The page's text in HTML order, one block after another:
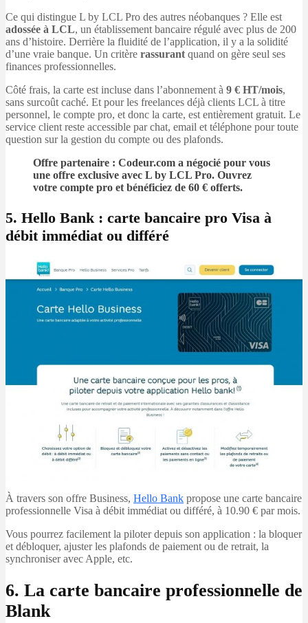
Ce qui distingue L by LCL Pro des autres néobanques ? Elle est
adossée à LCL, un établissement bancaire régulé avec plus de 200
ans d’histoire. Derrière la fluidité de l’application, il y a la solidité
d’une vraie banque. Un critère rassurant quand on gère seul ses
finances professionnelles.
Côté frais, la carte est incluse dans l’abonnement à 9 € HT/mois,
sans surcoût caché. Et pour les freelances déjà clients LCL à titre
personnel, le compte pro, et donc la carte, est entièrement gratuit. Le
service client reste accessible par chat, email et téléphone pour toute
question sur la gestion du compte ou des plafonds.
Offre partenaire : Codeur.com a négocié pour vous
une offre exclusive avec L by LCL Pro. Ouvrez
votre compte pro et bénéficiez de 60 € offerts.
5. Hello Bank : carte bancaire pro Visa à
débit immédiat ou différé
À travers son offre Business, Hello Bank propose une carte bancaire
professionnelle Visa à débit immédiat ou différé, à 10.90 € par mois.
Vous pourrez facilement la piloter depuis son application : la bloquer
et débloquer, ajuster les plafonds de paiement ou de retrait, la
synchroniser avec Apple, etc.
6. La carte bancaire professionnelle de
Blank